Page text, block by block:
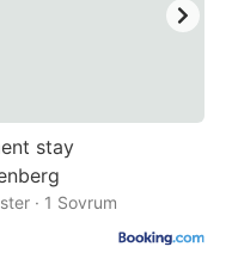
stay
· 1 Sovrum